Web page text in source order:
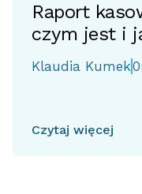
Raport
czym jest i
Klaudia Kumek
Czytaj więcej